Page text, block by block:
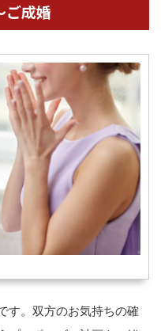
ご成婚
す。双方のお気持ちの確